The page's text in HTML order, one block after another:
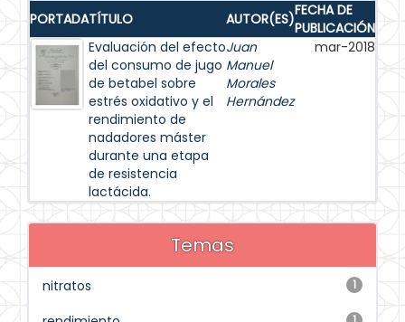
PORTADATÍTULO AUTOR(ES)FECHA DE
PUBLICACIÓN
Evaluación del efecto
del consumo de jugo
de betabel sobre
estrés oxidativo y el
rendimiento de
nadadores máster
durante una etapa
de resistencia
lactácida.
Juan
Manuel
Morales
Hernández
mar-2018
Temas
1
nitratos